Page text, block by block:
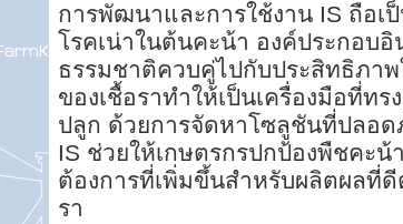
การพัฒนาและการใช้งาน IS ถือเ
โรคเน่าในต้นคะน้า องค์ประกอบ
ธรรมชาติควบคู่ไปกับประสิทธิภาพ
ของเชื้อราทำให้เป็นเครื่องมือที่ท
ปลูก ด้วยการจัดหาโซลูชันที่ปลอ
IS ช่วยให้เกษตรกรปกป้องพืชคะ
ต้องการที่เพิ่มขึ้นสำหรับผลิตผลที่
รา